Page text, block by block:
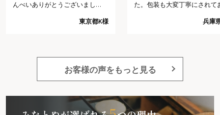
んべいありがとうございまし
東京都K様
た。包装も大変丁寧にされて
では、これ以上は望めないだ
兵庫
お客様の声をもっと見る